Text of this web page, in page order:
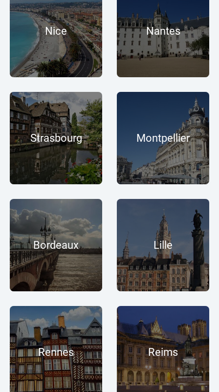
Nice Nantes
Strasbourg Montpellier
Bordeaux Lille
Rennes Reims